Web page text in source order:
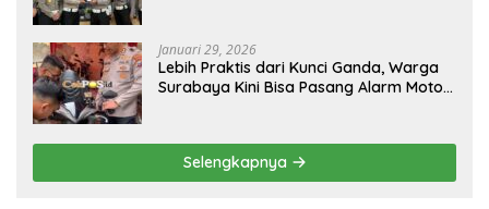
Januari 29, 2026
Lebih Praktis dari Kunci Ganda, Warga
Surabaya Kini Bisa Pasang Alarm Motor
Selengkapnya